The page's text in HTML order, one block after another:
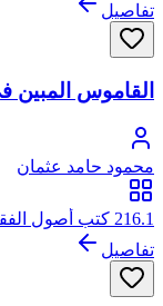
تفاصيل
القاموس المبين
محمود حامد عثمان
216.1 كتب أصول الفقه وقواعده
تفاصيل